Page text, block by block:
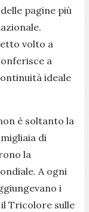
pagine più
volto a
a
ideale
è soltanto la
di
la
A ogni
i
Tricolore sulle